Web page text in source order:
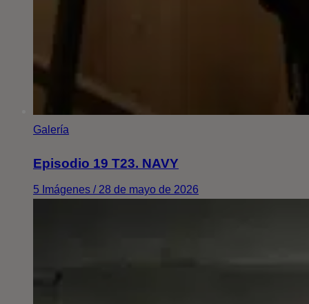
Galería
Episodio 19 T23. NAVY
5 Imágenes / 28 de mayo de 2026